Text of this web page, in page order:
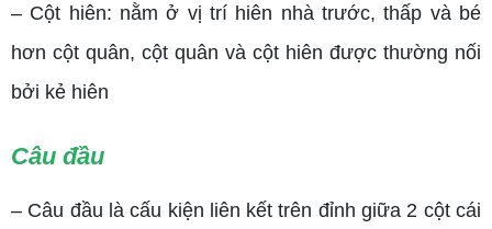
– Cột hiên: nằm ở vị trí hiên nhà trước, thấp và bé
hơn cột quân, cột quân và cột hiên được thường nối
bởi kẻ hiên
Câu đầu
– Câu đầu là cấu kiện liên kết trên đỉnh giữa 2 cột cái